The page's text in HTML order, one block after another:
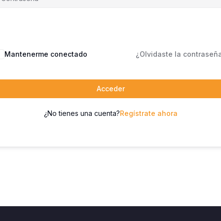
Mantenerme conectado ¿Olvidaste la
Acceder
¿No tienes una cuenta?Regístrate ahora